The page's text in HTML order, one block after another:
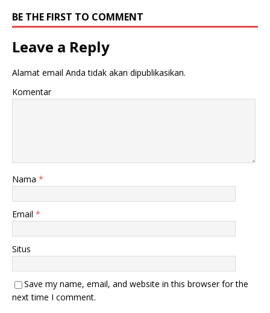
BE THE FIRST TO COMMENT
Leave a Reply
Alamat email Anda tidak akan dipublikasikan.
Komentar
Nama *
Email *
Situs
Save my name, email, and website in this browser for the
next time I comment.